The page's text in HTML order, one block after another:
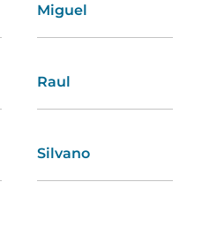
Miguel
Raul
Silvano